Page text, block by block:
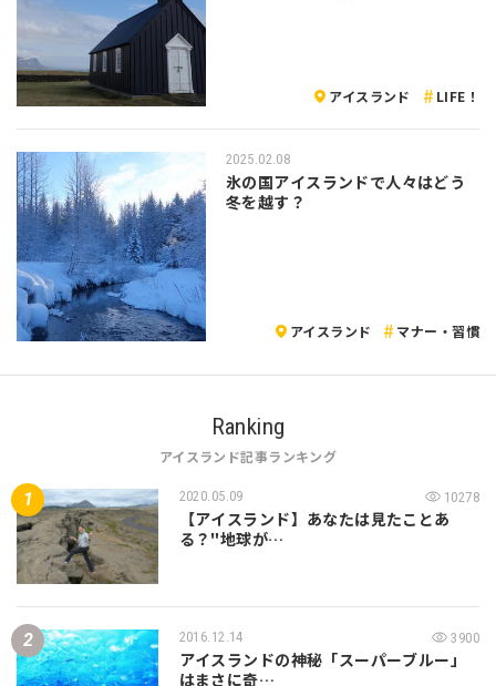
アイスランド LIFE！
2025.02.08
氷の国アイスランドで人々はどう
冬を越す？
アイスランド マナー・習慣
Ranking
アイスランド記事ランキング
2020.05.09 10278
【アイスランド】あなたは見たことあ
る？"地球が…
2016.12.14 3900
アイスランドの神秘「スーパーブルー」
はまさに奇…